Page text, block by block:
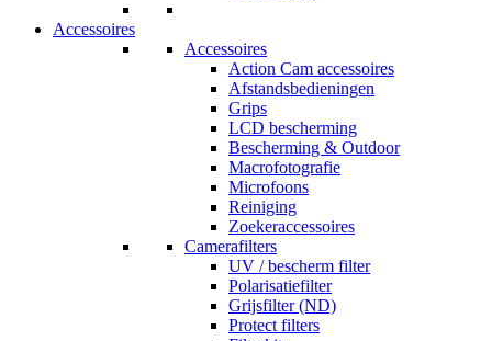
Accessoires
Accessoires
Action Cam accessoires
Afstandsbedieningen
Grips
LCD bescherming
Bescherming & Outdoor
Macrofotografie
Microfoons
Reiniging
Zoekeraccessoires
Camerafilters
UV / bescherm filter
Polarisatiefilter
Grijsfilter (ND)
Protect filters